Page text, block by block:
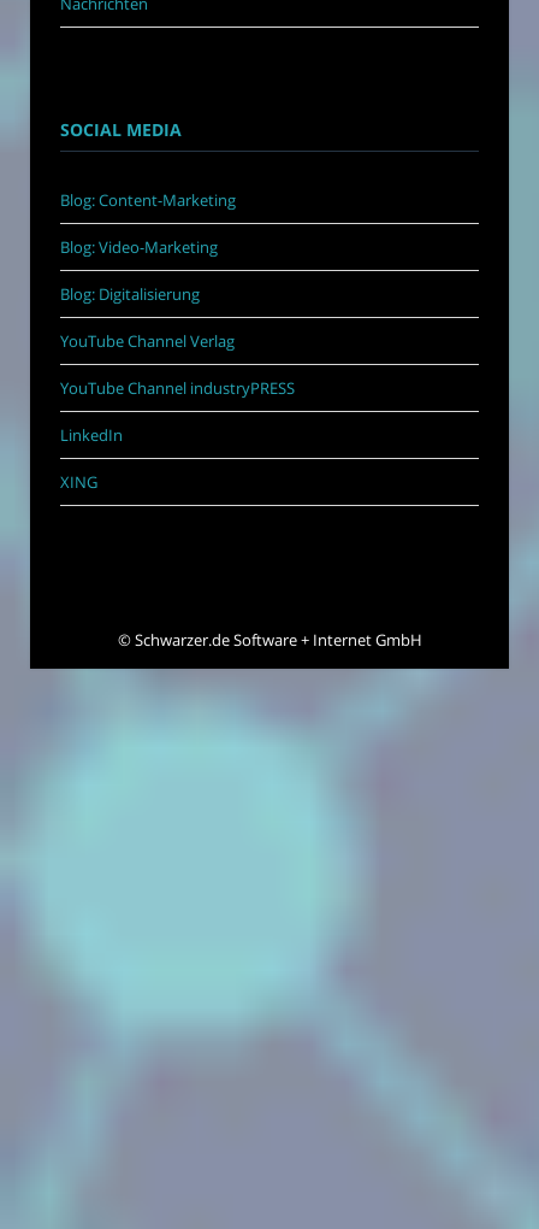
SOCIAL MEDIA
Blog: Content-Marketing
Blog: Video-Marketing
Blog: Digitalisierung
YouTube Channel Verlag
YouTube Channel industryPRESS
LinkedIn
XING
©Schwarzer.de Software + Internet GmbH